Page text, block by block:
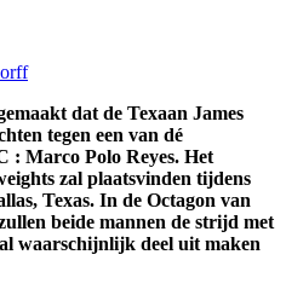
dat de Texaan James
tegen een van dé
: Marco Polo Reyes. Het
zal plaatsvinden tijdens
Texas. In de Octagon van
beide mannen de strijd met
waarschijnlijk deel uit maken